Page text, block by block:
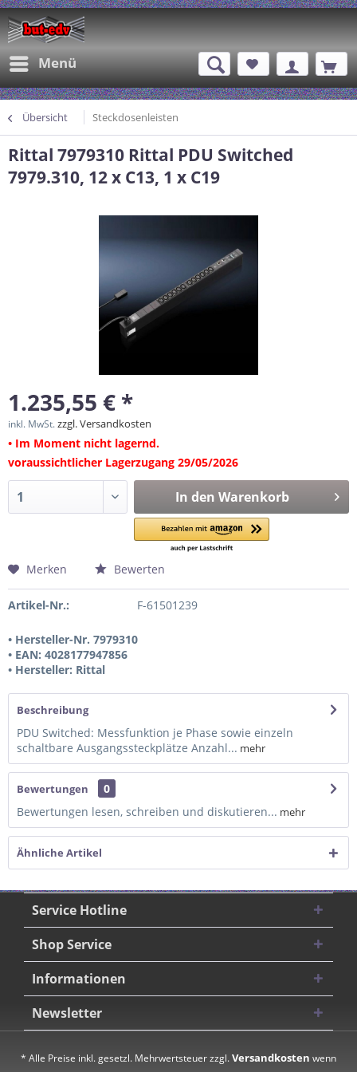
Menü
Übersicht Steckdosenleisten
Rittal 7979310 Rittal PDU Switched
7979.310, 12 x C13, 1 x C19
1.235,55 € *
inkl. MwSt.zzgl. Versandkosten
• Im Moment nicht lagernd.
voraussichtlicher Lagerzugang 29/05/2026
In den Warenkorb
Merken Bewerten
Artikel-Nr.: F-61501239
• Hersteller-Nr. 7979310
• EAN: 4028177947856
• Hersteller: Rittal
Beschreibung
PDU Switched: Messfunktion je Phase sowie einzeln
schaltbare Ausgangssteckplätze Anzahl... mehr
Bewertungen
0
Bewertungen lesen, schreiben und diskutieren... mehr
Ähnliche Artikel
Service Hotline
Shop Service
Informationen
Newsletter
* Alle Preise inkl. gesetzl. Mehrwertsteuer zzgl.Versandkosten wenn